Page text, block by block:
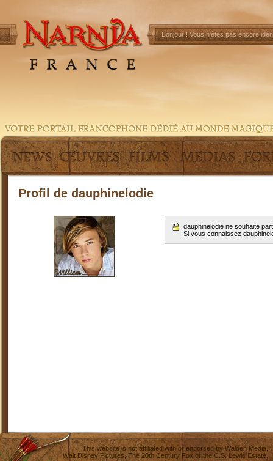
Bonjour !Vous n'êtes pas encore
Profil de dauphinelodie
dauphinelodie ne souhaite
Si vous connaissez
This website is not affiliated with or endorsed byWalden Media
Walt Disney Pictures,The 20th Century Fox or the C.S. Lewis Estate.